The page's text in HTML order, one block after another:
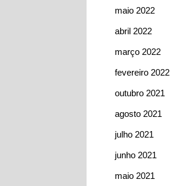
maio 2022
abril 2022
março 2022
fevereiro 2022
outubro 2021
agosto 2021
julho 2021
junho 2021
maio 2021